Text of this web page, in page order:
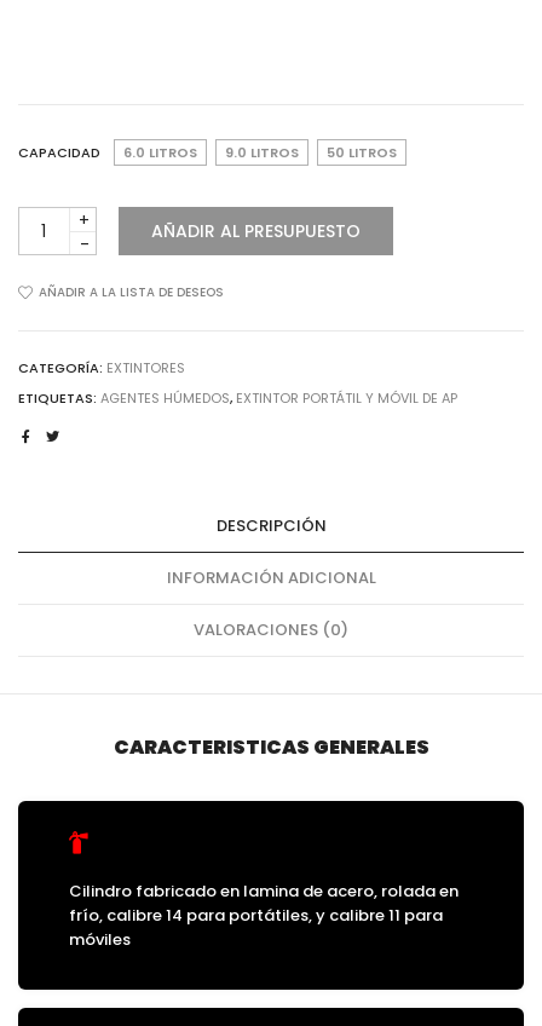
CAPACIDAD 6.0 LITROS 9.0 LITROS 50 LITROS
EXTINTOR
PORTÁTIL
MÓVIL
cantidad
AÑADIR AL PRESUPUESTO
AÑADIR A LA LISTA DE DESEOS
CATEGORÍA: EXTINTORES
ETIQUETAS: AGENTES HÚMEDOS, EXTINTOR PORTÁTIL Y MÓVIL DE AP
DESCRIPCIÓN
INFORMACIÓN ADICIONAL
VALORACIONES (0)
CARACTERISTICAS GENERALES
Cilindro fabricado en lamina de acero, rolada en
frío, calibre 14 para portátiles, y calibre 11 para
móviles